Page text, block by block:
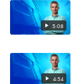
5:08
4:54